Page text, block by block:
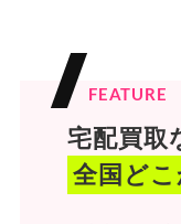
FEATURE
宅配買取
全国ど